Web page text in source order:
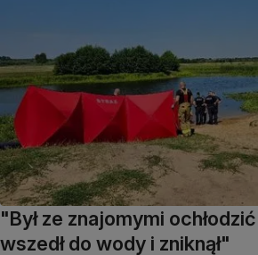
"Był ze znajomymi
wszedł do wody i zniknął"